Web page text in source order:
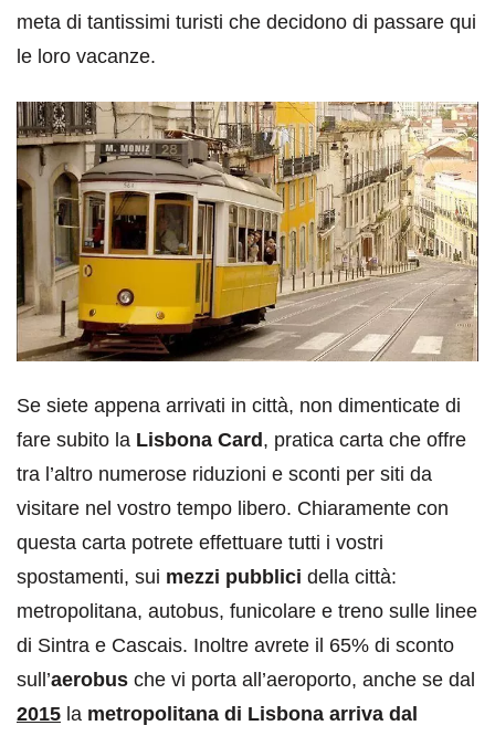
meta di tantissimi turisti che decidono di passare qui
le loro vacanze.
Se siete appena arrivati in città, non dimenticate di
fare subito la Lisbona Card , pratica carta che offre
tra l’altro numerose riduzioni e sconti per siti da
visitare nel vostro tempo libero. Chiaramente con
questa carta potrete effettuare tutti i vostri
spostamenti, sui mezzi pubblici della città:
metropolitana, autobus, funicolare e treno sulle linee
di Sintra e Cascais. Inoltre avrete il 65% di sconto
sull’aerobus che vi porta all’aeroporto, anche se dal
2015 la metropolitana di Lisbona arriva dal